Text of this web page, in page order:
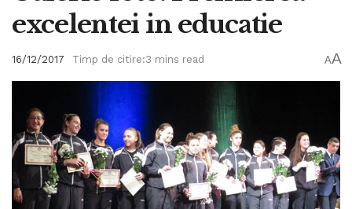
excelentei in educatie
16/12/2017 Timp de citire:3 mins read AA